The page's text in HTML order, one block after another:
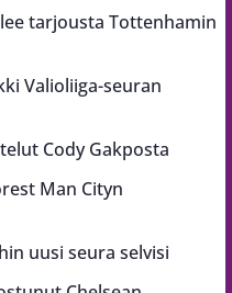
tarjousta Tottenhamin
Valioliiga-seuran
Cody Gakposta
Man Cityn
uusi seura selvisi